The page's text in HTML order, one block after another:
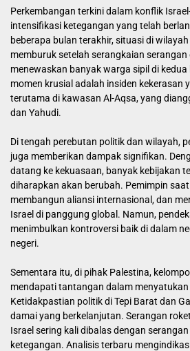
Perkembangan terkini dalam konflik
intensifikasi ketegangan yang telah
beberapa bulan terakhir, situasi di
memburuk setelah serangkaian
menewaskan banyak warga sipil di
momen krusial adalah insiden kekerasan
terutama di kawasan Al-Aqsa, yang
dan Yahudi.
Di tengah perebutan politik dan wilayah,
juga memberikan dampak signifikan.
datang ke kekuasaan, banyak kebijakan
diharapkan akan berubah. Pemimpin
membangun aliansi internasional, dan
Israel di panggung global. Namun,
menimbulkan kontroversi baik di dalam
negeri.
Sementara itu, di pihak Palestina,
mendapati tantangan dalam
Ketidakpastian politik di Tepi Barat dan
damai yang berkelanjutan. Serangan
Israel sering kali dibalas dengan
ketegangan. Analisis terbaru